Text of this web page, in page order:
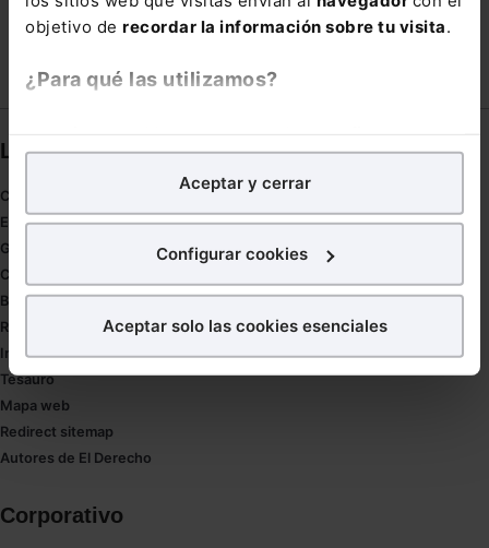
objetivo de recordar la información sobre tu visita.
¿Para qué las utilizamos?
analíticospara tratar demejorar tu experienciaen
nuestra página web. También con fines publicitarios,
para poder mostrarte publicidad y contenidos de tu
¿Qué puedes hacer?
en la web sea óptima
Puedes
todas las cookies excepto aquellas imprescindibles.
También puedes
navegador. Si no seleccionas ninguna utilizaremos
las que sean indispensables para la navegación.
Aceptar y cerrar
Configurar cookies
Aceptar solo las cookies esenciales
Links directos
Coronavirus
Estudio de salud abogacía
Gestión de despachos
Compliance
Buenas Prácticas Tributarias
RGPD
Innovación
Tesauro
Mapa web
Redirect sitemap
Autores de El Derecho
Corporativo